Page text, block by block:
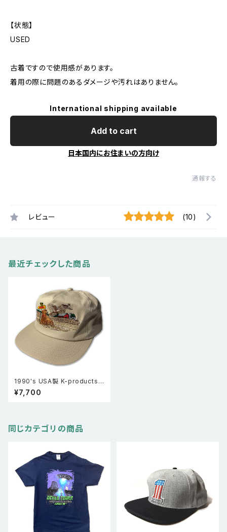
【状態】
USED
古着ですので使用感があります。
着用の際に問題のあるダメージや汚れはありません。
International shipping available
Add to cart
日本国内にお住まいの方向け
通報する
レビュー (10)
最近チェックした商品
1990's USA製 K-products
DEKALB デキャルブ 刺繍 ウイ
ングフット ベースボールキャップ
¥7,700
同じカテゴリの商品